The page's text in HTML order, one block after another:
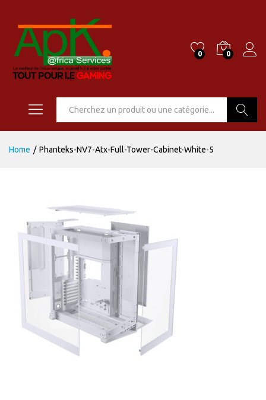
0 0
Home / Phanteks-NV7-Atx-Full-Tower-Cabinet-White-5